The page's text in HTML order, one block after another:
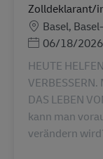
Zolldeklarant/
Lokation
Basel,
Posted Date
06/18/2026
HEUTE
VERBESSERN.
DAS LEBEN
kann man
verändern